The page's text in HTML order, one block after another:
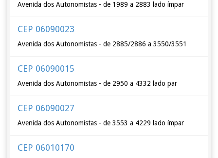
Avenida dos Autonomistas - de 1989 a 2883 lado ímpar
CEP 06090023
Avenida dos Autonomistas - de 2885/2886 a 3550/3551
CEP 06090015
Avenida dos Autonomistas - de 2950 a 4332 lado par
CEP 06090027
Avenida dos Autonomistas - de 3553 a 4229 lado ímpar
CEP 06010170